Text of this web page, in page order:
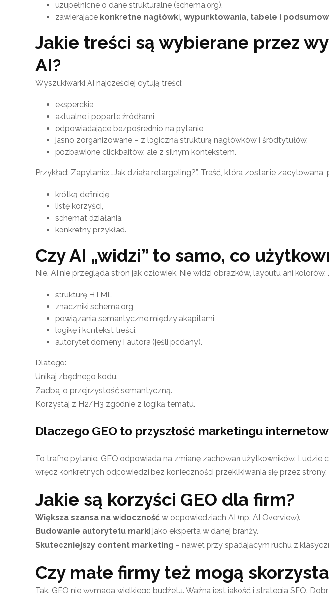
uzupełnione o dane strukturalne (schema.org),
zawierające konkretne nagłówki, wypunktowania, tabele i
Jakie treści są wybierane przez
AI?
Wyszukiwarki AI najczęściej cytują treści:
eksperckie,
aktualne i poparte źródłami,
odpowiadające bezpośrednio na pytanie,
jasno zorganizowane – z logiczną strukturą nagłówków i śródtytułów,
pozbawione clickbaitów, ale z silnym kontekstem.
Przykład: Zapytanie: „Jak działa retargeting?”. Treść, która zostanie
krótką definicję,
listę korzyści,
schemat działania,
konkretny przykład.
Czy AI „widzi” to samo, co
Nie. AI nie przegląda stron jak człowiek. Nie widzi obrazków, layoutu ani
strukturę HTML,
znaczniki schema.org,
powiązania semantyczne między akapitami,
logikę i kontekst treści,
autorytet domeny i autora (jeśli podany).
Dlatego:
Unikaj zbędnego kodu.
Zadbaj o przejrzystość semantyczną.
Korzystaj z H2/H3 zgodnie z logiką tematu.
Dlaczego GEO to przyszłość marketingu
To trafne pytanie. GEO odpowiada na zmianę zachowań użytkowników. Ludzie
wręcz konkretnych odpowiedzi bez konieczności przeklikiwania się przez strony.
Jakie są korzyści GEO dla firm?
Większa szansa na widoczność w odpowiedziach AI (np. AI Overview).
Budowanie autorytetu marki jako eksperta w danej branży.
Skuteczniejszy content marketing – nawet przy spadającym ruchu z
Czy małe firmy też mogą
Tak. GEO nie wymaga wielkiego budżetu. Ważna jest jakość i strategia SEO.